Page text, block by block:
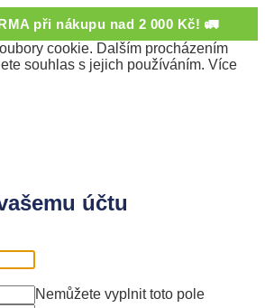
při nákupu nad 2 000 Kč! 🚛
cookie. Dalším procházením
souhlas s jejich používáním. Více
účtu
Nemůžete vyplnit toto pole